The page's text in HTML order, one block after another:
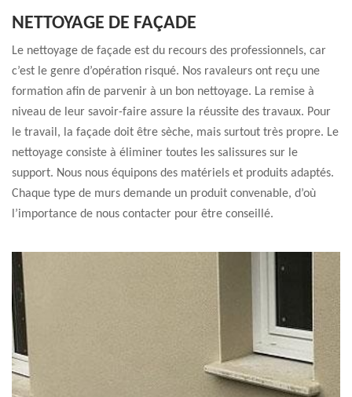
NETTOYAGE DE FAÇADE
Le nettoyage de façade est du recours des professionnels, car
c’est le genre d’opération risqué. Nos ravaleurs ont reçu une
formation afin de parvenir à un bon nettoyage. La remise à
niveau de leur savoir-faire assure la réussite des travaux. Pour
le travail, la façade doit être sèche, mais surtout très propre. Le
nettoyage consiste à éliminer toutes les salissures sur le
support. Nous nous équipons des matériels et produits adaptés.
Chaque type de murs demande un produit convenable, d’où
l’importance de nous contacter pour être conseillé.